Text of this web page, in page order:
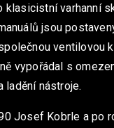
klasicistní varhanní
jsou
ventilovou
vypořádal s
ladění nástroje.
Josef Kobrle a po